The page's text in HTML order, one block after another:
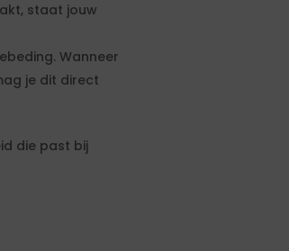
staat jouw
Wanneer
je dit direct
die past bij